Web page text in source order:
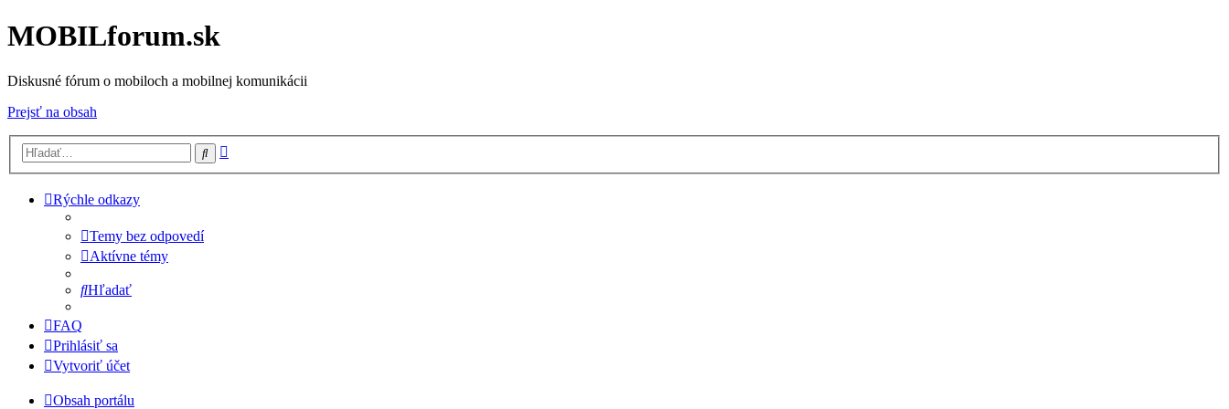
MOBILforum.sk
Diskusné fórum o mobiloch a mobilnej komunikácii
Prejsť na obsah
Hľadať
Rýchle odkazy
Temy bez odpovedí
Aktívne témy
Hľadať
FAQ
Prihlásiť sa
Vytvoriť účet
Obsah portálu